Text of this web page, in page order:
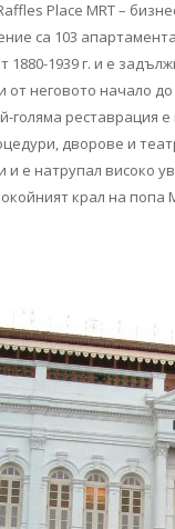
Place MRT –
са 103
1939 г. и е
неговото начало
голяма реставрация
дворове и
и е натрупал
крал на